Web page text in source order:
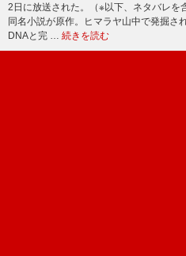
2日に放送された。（※以下、ネタバレ
同名小説が原作。ヒマラヤ山中で発掘さ
DNAと完 … 続きを読む